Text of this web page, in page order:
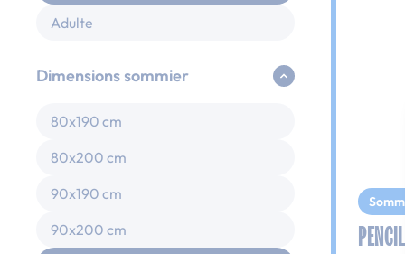
Adulte
Dimensions sommier
80x190 cm
80x200 cm
90x190 cm
90x200 cm
PENCIL